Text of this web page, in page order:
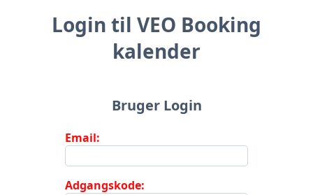
Login til VEO Booking
kalender
Bruger Login
Email:
Adgangskode: